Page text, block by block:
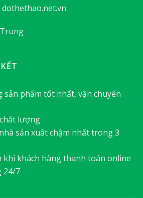
phẩm tốt nhất, vận chuyển
lượng
sản xuất chậm nhất trong 3
khi khách hàng thanh toán online
24/7